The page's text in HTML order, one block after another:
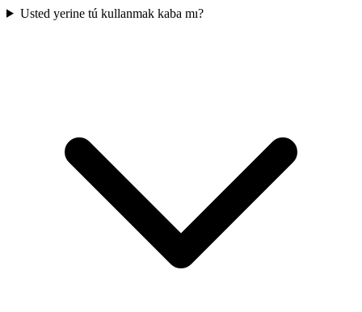
Usted yerine tú kullanmak kaba mı?